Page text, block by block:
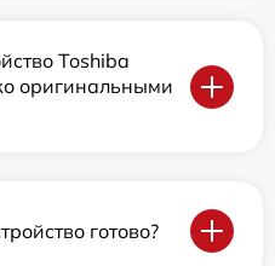
Toshiba
оригинальными
готово?